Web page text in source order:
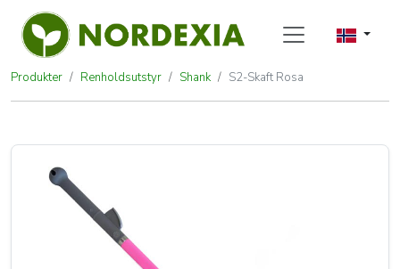
Produkter Renholdsutstyr Shank S2-Skaft Rosa
S2-Skaft Rosa